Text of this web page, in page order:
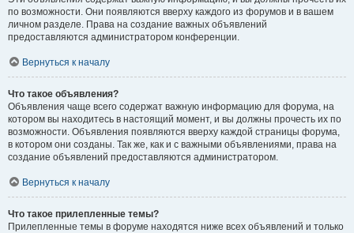
по возможности. Они появляются вверху каждого из форумов и в вашем
личном разделе. Права на создание важных объявлений
предоставляются администратором конференции.
Вернуться к началу
Что такое объявления?
Объявления чаще всего содержат важную информацию для форума, на
котором вы находитесь в настоящий момент, и вы должны прочесть их по
возможности. Объявления появляются вверху каждой страницы форума,
в котором они созданы. Так же, как и с важными объявлениями, права на
создание объявлений предоставляются администратором.
Вернуться к началу
Что такое прилепленные темы?
Прилепленные темы в форуме находятся ниже всех объявлений и только